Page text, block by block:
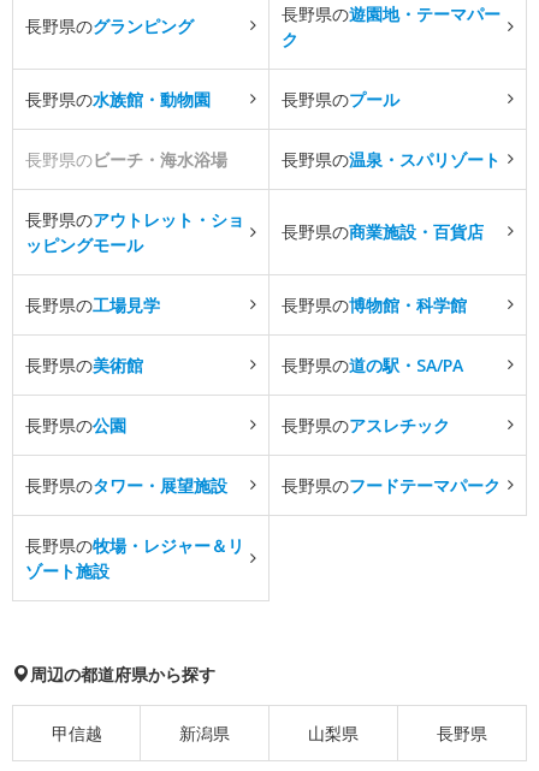
長野県のグランピング
長野県の遊園地・テーマパー
ク
長野県の水族館・動物園 長野県のプール
長野県のビーチ・海水浴場 長野県の温泉・スパリゾート
長野県のアウトレット・ショ
ッピングモール
長野県の商業施設・百貨店
長野県の工場見学 長野県の博物館・科学館
長野県の美術館 長野県の道の駅・SA/PA
長野県の公園 長野県のアスレチック
長野県のタワー・展望施設 長野県のフードテーマパーク
長野県の牧場・レジャー＆リ
ゾート施設
周辺の都道府県から探す
甲信越 新潟県 山梨県 長野県